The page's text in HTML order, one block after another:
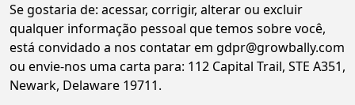
Se gostaria de: acessar, corrigir, alterar ou excluir
qualquer informação pessoal que temos sobre você,
está convidado a nos contatar em gdpr@growbally.com
ou envie-nos uma carta para: 112 Capital Trail, STE A351,
Newark, Delaware 19711.